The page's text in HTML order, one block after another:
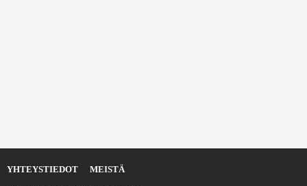
YHTEYSTIEDOT MEISTÄ